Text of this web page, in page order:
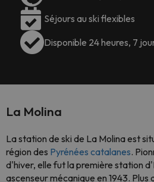
Séjours au ski flexibles
Disponible 24 heures, 7
La Molina
La station de ski de La Molina est
région des Pyrénées catalanes.
d'hiver, elle fut la première station
ascenseur mécanique en 1943. Plus